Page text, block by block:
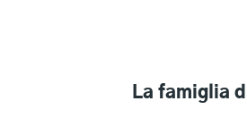
La famiglia